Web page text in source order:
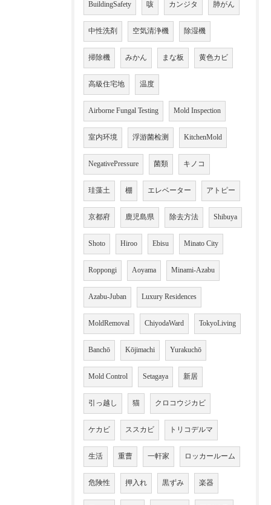
BuildingSafety 咳 カンジタ 肺がん
中性洗剤 空気清浄機 除湿機
掃除機 みかん まな板 黄色カビ
高級住宅地 温度
Airborne Fungal Testing Mold Inspection
室内环境 浮游菌检测 KitchenMold
NegativePressure 菌類 キノコ
珪藻土 棚 エレベーター アトピー
京都府 鹿児島県 除去方法 Shibuya
Shoto Hiroo Ebisu Minato City
Roppongi Aoyama Minami-Azabu
Azabu-Juban Luxury Residences
MoldRemoval ChiyodaWard TokyoLiving
Banchō Kōjimachi Yurakuchō
Mold Control Setagaya 新居
引っ越し 猫 クロコウジカビ
ケカビ ススカビ トリコデルマ
生活 重曹 一軒家 ロッカールーム
危険性 押入れ 黒ずみ 楽器